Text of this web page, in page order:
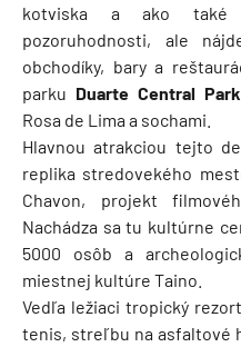
kotviska a ako také
pozoruhodnosti, ale
obchodíky, bary a
parku Duarte Central Park
Rosa de Lima a sochami.
Hlavnou atrakciou tejto
replika stredovekého
Chavon, projekt
Nachádza sa tu kultúrne
5000 osôb a
miestnej kultúre Taino.
Vedľa ležiaci tropický rezort
tenis, streľbu na asfaltové